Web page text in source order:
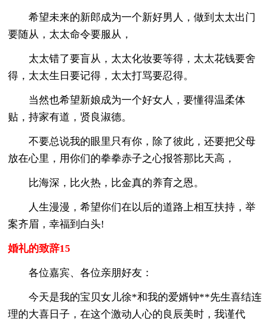
希望未来的新郎成为一个新好男人，做到太太出门
要随从，太太命令要服从，
太太错了要盲从，太太化妆要等得，太太花钱要舍
得，太太生日要记得，太太打骂要忍得。
当然也希望新娘成为一个好女人，要懂得温柔体
贴，持家有道，贤良淑德。
不要总说我的眼里只有你，除了彼此，还要把父母
放在心里，用你们的拳拳赤子之心报答那比天高，
比海深，比火热，比金真的养育之恩。
人生漫漫，希望你们在以后的道路上相互扶持，举
案齐眉，幸福到白头!
婚礼的致辞15
各位嘉宾、各位亲朋好友：
今天是我的宝贝女儿徐*和我的爱婿钟**先生喜结连
理的大喜日子，在这个激动人心的良辰美时，我谨代